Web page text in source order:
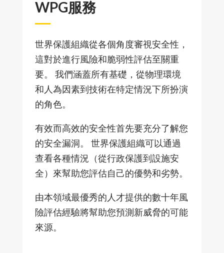
WPG服務
世界保護組織從各個角度審視安全性，
這對於進行風險和脆弱性評估至關重
要。 我們涵蓋所有基礎，從物理環境
和人為因素到技術在特定情況下所扮演
的角色。
有效而高效的安全性首先要充分了解您
的安全漏洞。 世界保護組織可以通過
查看各種情況（從行政保護到設施安
全）來幫助您評估自己的優勢和劣勢。
由本領域最優秀的人才提供的數十年風
險評估經驗將幫助您預測新威脅的可能
來源。